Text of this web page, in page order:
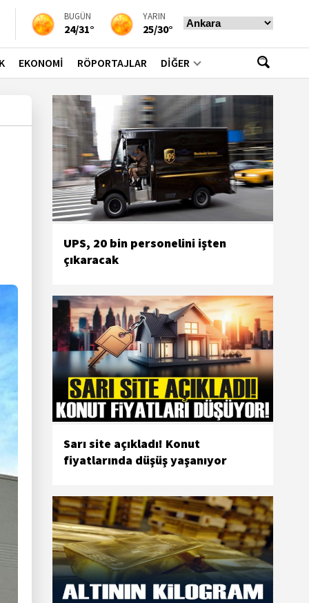
BUGÜN
24/31°
YARIN
25/30°
EKONOMİ RÖPORTAJLAR DİĞER
UPS, 20 bin personelini işten
çıkaracak
Sarı site açıkladı! Konut
fiyatlarında düşüş yaşanıyor